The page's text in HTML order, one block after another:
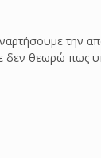
την
δεν θεωρώ πως